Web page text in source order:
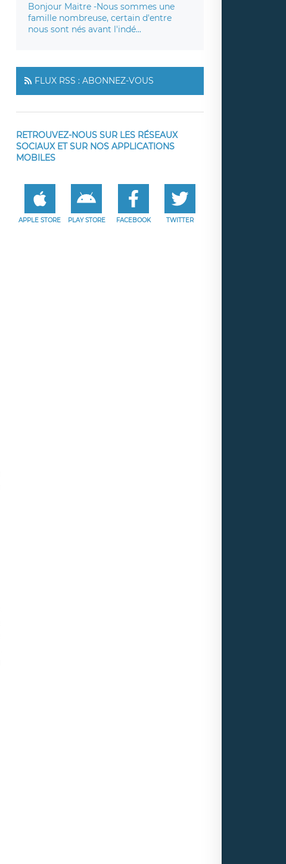
Bonjour Maitre -Nous sommes une
famille nombreuse, certain d'entre
nous sont nés avant l'indé...
FLUX RSS : ABONNEZ-VOUS
RETROUVEZ-NOUS SUR LES RÉSEAUX
SOCIAUX ET SUR NOS APPLICATIONS
MOBILES
APPLE STORE PLAY STORE FACEBOOK TWITTER